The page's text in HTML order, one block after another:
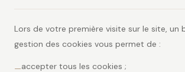
Lors de votre première visite sur le site, un
gestion des cookies vous permet de :
—accepter tous les cookies ;